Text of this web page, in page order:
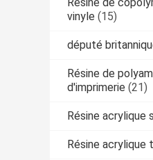
vinyle (15)
député
Résine de
d'imprimerie (21)
Résine acrylique
Résine acrylique